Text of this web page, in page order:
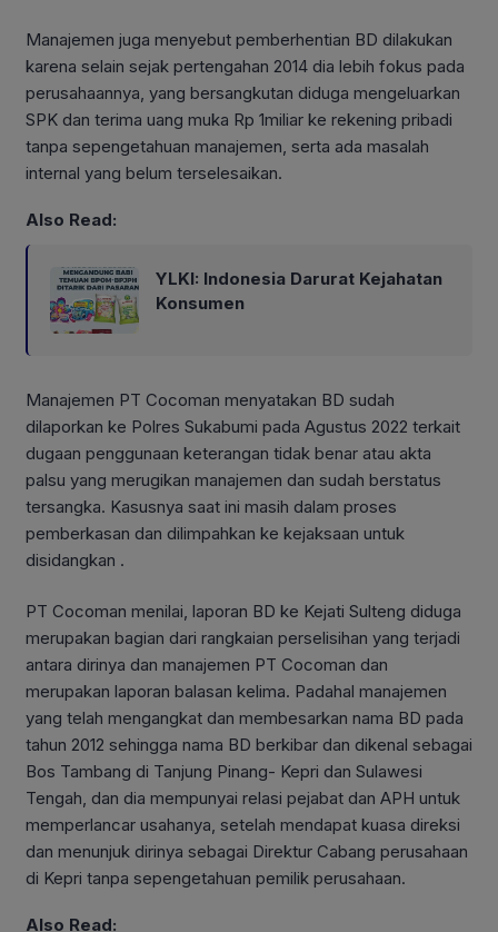
Manajemen juga menyebut pemberhentian BD dilakukan
karena selain sejak pertengahan 2014 dia lebih fokus pada
perusahaannya, yang bersangkutan diduga mengeluarkan
SPK dan terima uang muka Rp 1miliar ke rekening pribadi
tanpa sepengetahuan manajemen, serta ada masalah
internal yang belum terselesaikan.
Also Read:
YLKI: Indonesia Darurat Kejahatan
Konsumen
Manajemen PT Cocoman menyatakan BD sudah
dilaporkan ke Polres Sukabumi pada Agustus 2022 terkait
dugaan penggunaan keterangan tidak benar atau akta
palsu yang merugikan manajemen dan sudah berstatus
tersangka. Kasusnya saat ini masih dalam proses
pemberkasan dan dilimpahkan ke kejaksaan untuk
disidangkan .
PT Cocoman menilai, laporan BD ke Kejati Sulteng diduga
merupakan bagian dari rangkaian perselisihan yang terjadi
antara dirinya dan manajemen PT Cocoman dan
merupakan laporan balasan kelima. Padahal manajemen
yang telah mengangkat dan membesarkan nama BD pada
tahun 2012 sehingga nama BD berkibar dan dikenal sebagai
Bos Tambang di Tanjung Pinang- Kepri dan Sulawesi
Tengah, dan dia mempunyai relasi pejabat dan APH untuk
memperlancar usahanya, setelah mendapat kuasa direksi
dan menunjuk dirinya sebagai Direktur Cabang perusahaan
di Kepri tanpa sepengetahuan pemilik perusahaan.
Also Read: